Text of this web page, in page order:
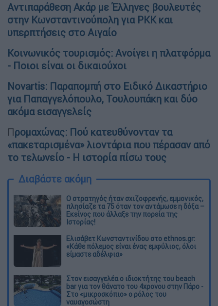
Αντιπαράθεση Ακάρ με Έλληνες βουλευτές
στην Κωνσταντινούπολη για ΡΚΚ και
υπερπτήσεις στο Αιγαίο
Κοινωνικός τουρισμός: Ανοίγει η πλατφόρμα
- Ποιοι είναι οι δικαιούχοι
Novartis: Παραπομπή στο Ειδικό Δικαστήριο
για Παπαγγελόπουλο, Τουλουπάκη και δύο
ακόμα εισαγγελείς
Προμαχώνας: Πού κατευθύνονταν τα
«πακεταρισμένα» λιοντάρια που πέρασαν από
το τελωνείο - Η ιστορία πίσω τους
Διαβάστε ακόμη
O στρατηγός ήταν σχιζοφρενής, εμμονικός,
πλησίαζε τα 75 όταν τον αντάμωσε η δόξα –
Εκείνος που άλλαξε την πορεία της
Ιστορίας!
Ελισάβετ Κωνσταντινίδου στο ethnos.gr:
«Κάθε πόλεμος είναι ένας εμφύλιος, όλοι
είμαστε αδέλφια»
Στον εισαγγελέα ο ιδιοκτήτης του beach
bar για τον θάνατο του 4χρονου στην Πάρο -
Στο «μικροσκόπιο» ο ρόλος του
ναυαγοσώστη